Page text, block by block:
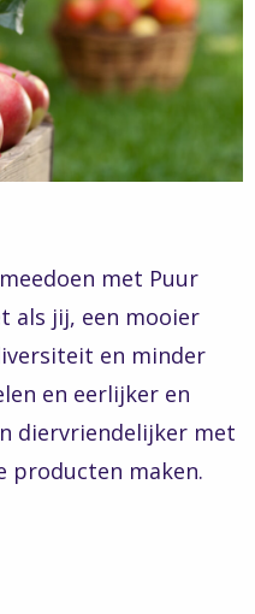
met Puur
als jij, een mooier
en minder
en eerlijker en
diervriendelijker met
producten maken.